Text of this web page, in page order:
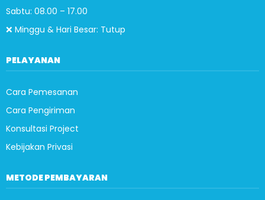
Sabtu: 08.00 – 17.00
❌ Minggu & Hari Besar: Tutup
PELAYANAN
Cara Pemesanan
Cara Pengiriman
Konsultasi Project
Kebijakan Privasi
METODE PEMBAYARAN